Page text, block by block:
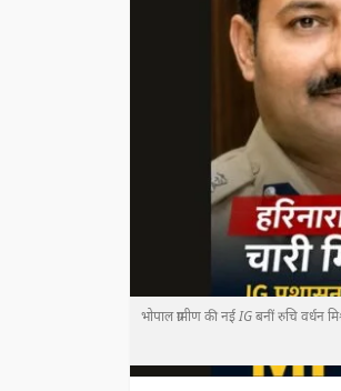
भोपाल ग्रामीण की नई IG बनीं रुचि